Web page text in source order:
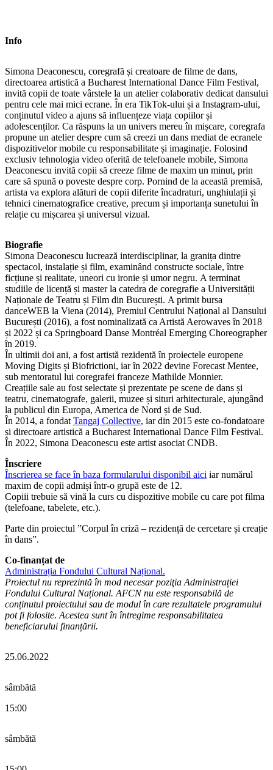
Info
Simona Deaconescu, coregrafă și creatoare de filme de dans,
directoarea artistică a Bucharest International Dance Film Festival,
invită copii de toate vârstele la un atelier colaborativ dedicat dansului
pentru cele mai mici ecrane. În era TikTok-ului și a Instagram-ului,
conținutul video a ajuns să influențeze viața copiilor și
adolescenților. Ca răspuns la un univers mereu în mișcare, coregrafa
propune un atelier despre cum să creezi un dans mediat de ecranele
dispozitivelor mobile cu responsabilitate și imaginație. Folosind
exclusiv tehnologia video oferită de telefoanele mobile, Simona
Deaconescu invită copii să creeze filme de maxim un minut, prin
care să spună o poveste despre corp. Pornind de la această premisă,
artista va explora alături de copii diferite încadraturi, unghiulații și
tehnici cinematografice creative, precum și importanța sunetului în
relație cu mișcarea și universul vizual.
Biografie
Simona Deaconescu lucrează interdisciplinar, la granița dintre
spectacol, instalație și film, examinând constructe sociale, între
ficțiune și realitate, uneori cu ironie și umor negru. A terminat
studiile de licență și master la catedra de coregrafie a Universității
Naționale de Teatru și Film din București. A primit bursa
danceWEB la Viena (2014), Premiul Centrului Național al Dansului
București (2016), a fost nominalizată ca Artistă Aerowaves în 2018
și 2022 și ca Springboard Danse Montréal Emerging Choreographer
în 2019.
În ultimii doi ani, a fost artistă rezidentă în proiectele europene
Moving Digits și Biofrictioni, iar în 2022 devine Forecast Mentee,
sub mentoratul lui coregrafei franceze Mathilde Monnier.
Creațiile sale au fost selectate și prezentate pe scene de dans și
teatru, cinematografe, galerii, muzee și situri arhitecturale, ajungând
la publicul din Europa, America de Nord și de Sud.
În 2014, a fondat Tangaj Collective, iar din 2015 este co-fondatoare
și directoare artistică a Bucharest International Dance Film Festival.
În 2022, Simona Deaconescu este artist asociat CNDB.
Înscriere
Înscrierea se face în baza formularului disponibil aici iar numărul
maxim de copii admiși într-o grupă este de 12.
Copiii trebuie să vină la curs cu dispozitive mobile cu care pot filma
(telefoane, tabelete, etc.).
Parte din proiectul ”Corpul în criză – rezidență de cercetare și creație
în dans”.
Co-finanțat de
Administrația Fondului Cultural Național.
Proiectul nu reprezintă în mod necesar poziţia Administrației
Fondului Cultural Național. AFCN nu este responsabilă de
conținutul proiectului sau de modul în care rezultatele programului
pot fi folosite. Acestea sunt în întregime responsabilitatea
beneficiarului finanțării.
25.06.2022
sâmbătă
15:00
sâmbătă